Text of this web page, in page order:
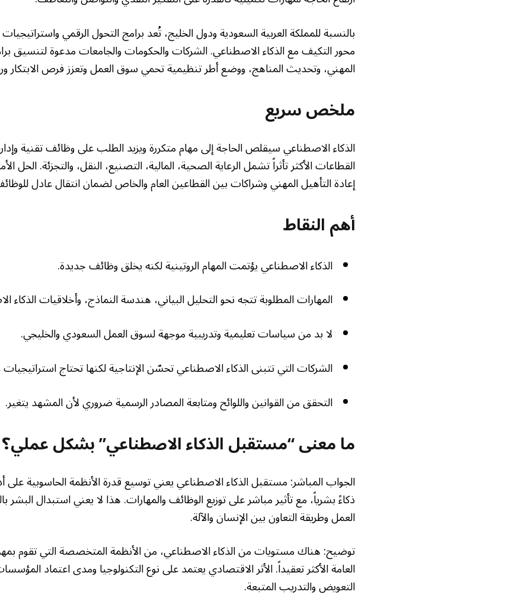
بالنسبة للمملكة العربية السعودية ودول الخليج، تُعد برامج التحول الرقمي
محور التكيف مع الذكاء الاصطناعي. الشركات والحكومات والجامعات مدعوة لتنسيق
المهني، وتحديث المناهج، ووضع أطر تنظيمية تحمي سوق العمل وتعزز فرص الابتكار
ملخص سريع
الذكاء الاصطناعي سيقلص الحاجة إلى مهام متكررة ويزيد الطلب على وظائف تقنية
القطاعات الأكثر تأثراً تشمل الرعاية الصحية، المالية، التصنيع، النقل، والتجزئة. الحل
إعادة التأهيل المهني وشراكات بين القطاعين العام والخاص لضمان انتقال عادل
أهم النقاط
الذكاء الاصطناعي يؤتمت المهام الروتينية لكنه يخلق وظائف جديدة.
المهارات المطلوبة تتجه نحو التحليل البياني، هندسة النماذج، وأخلاقيات الذكاء
لا بد من سياسات تعليمية وتدريبية موجهة لسوق العمل السعودي والخليجي.
الشركات التي تتبنى الذكاء الاصطناعي تحسّن الإنتاجية لكنها تحتاج استراتيجيات
التحقق من القوانين واللوائح ومتابعة المصادر الرسمية ضروري لأن المشهد يتغير.
ما معنى “مستقبل الذكاء الاصطناعي” بشكل عملي؟
الجواب المباشر: مستقبل الذكاء الاصطناعي يعني توسيع قدرة الأنظمة الحاسوبية على
ذكاءً بشرياً، مع تأثير مباشر على توزيع الوظائف والمهارات. هذا لا يعني استبدال البشر
العمل وطريقة التعاون بين الإنسان والآلة.
توضيح: هناك مستويات من الذكاء الاصطناعي، من الأنظمة المتخصصة التي تقوم
العامة الأكثر تعقيداً. الأثر الاقتصادي يعتمد على نوع التكنولوجيا ومدى اعتماد
التعويض والتدريب المتبعة.